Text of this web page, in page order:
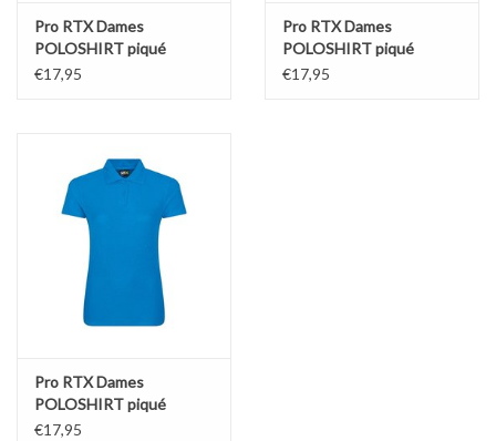
Pro RTX Dames
POLOSHIRT piqué
workwear bordeaux
€17,95
Pro RTX Dames
POLOSHIRT piqué
workwear grijs
€17,95
Pro RTX Dames
POLOSHIRT piqué
workwear atoll
€17,95